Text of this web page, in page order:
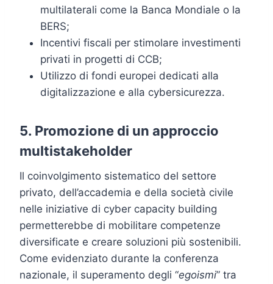
multilaterali come la Banca Mondiale o la
BERS;
Incentivi fiscali per stimolare investimenti
privati in progetti di CCB;
Utilizzo di fondi europei dedicati alla
digitalizzazione e alla cybersicurezza.
5. Promozione di un approccio
multistakeholder
Il coinvolgimento sistematico del settore
privato, dell’accademia e della società civile
nelle iniziative di cyber capacity building
permetterebbe di mobilitare competenze
diversificate e creare soluzioni più sostenibili.
Come evidenziato durante la conferenza
nazionale, il superamento degli “egoismi” tra